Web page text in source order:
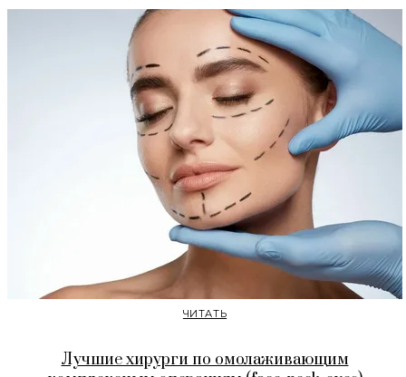
ЧИТАТЬ
Лучшие хирурги по омолаживающим